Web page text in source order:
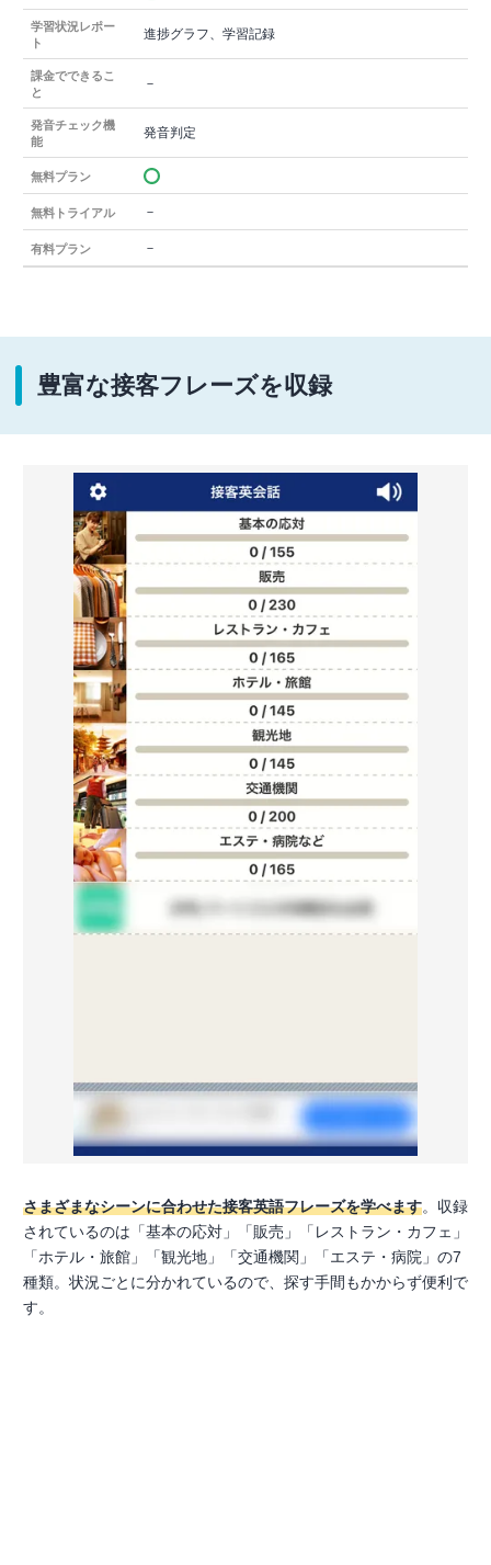
学習状況レポー
ト
進捗グラフ、学習記録
課金でできるこ
と
－
発音チェック機
能
発音判定
無料プラン
無料トライアル －
有料プラン －
豊富な接客フレーズを収録
さまざまなシーンに合わせた接客英語フレーズを学べます。収録
されているのは「基本の応対」「販売」「レストラン・カフェ」
「ホテル・旅館」「観光地」「交通機関」「エステ・病院」の7
種類。状況ごとに分かれているので、探す手間もかからず便利で
す。